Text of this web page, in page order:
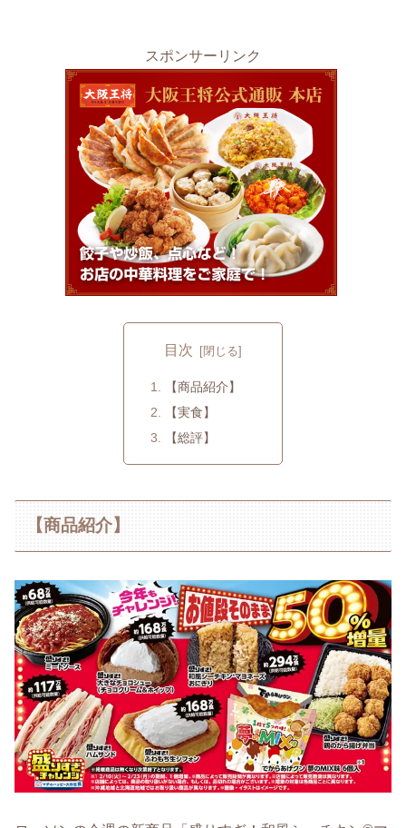
スポンサーリンク
目次
【商品紹介】
【実食】
【総評】
【商品紹介】